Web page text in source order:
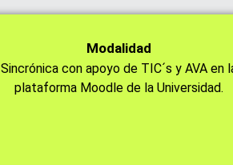
Modalidad
Sincrónica con apoyo de TIC´s y AVA en
plataforma Moodle de la Universidad.